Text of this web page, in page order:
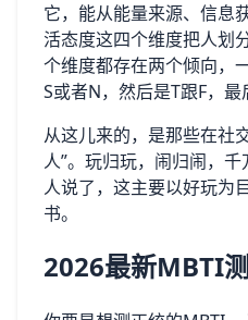
它，能从能量来源、信息
活态度这四个维度把人划
个维度都存在两个倾向，
S或者N，然后是T跟F，最
从这儿来的，是那些在社
人”。玩归玩，闹归闹，
人说了，这主要以好玩为
书。
2026最新MBTI